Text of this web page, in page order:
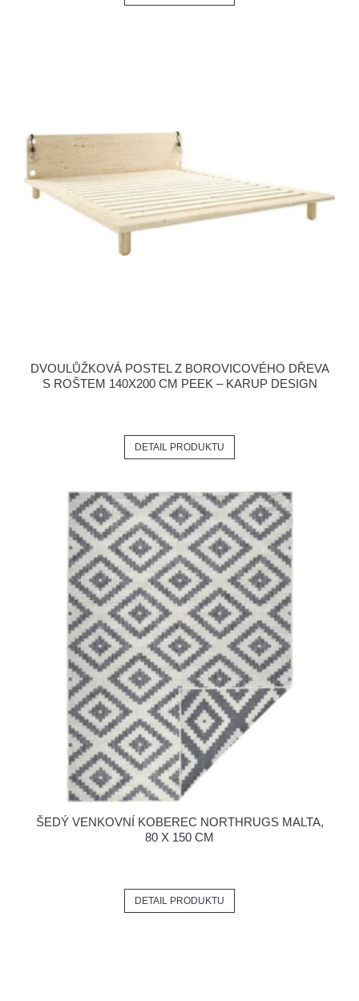
DVOULŮŽKOVÁ POSTEL Z BOROVICOVÉHO DŘEVA
S ROŠTEM 140X200 CM PEEK – KARUP DESIGN
DETAIL PRODUKTU
ŠEDÝ VENKOVNÍ KOBEREC NORTHRUGS MALTA,
80 X 150 CM
DETAIL PRODUKTU